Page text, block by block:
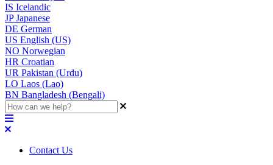
IS Icelandic
JPJapanese
DE German
US English (US)
NO Norwegian
HR Croatian
UR Pakistan (Urdu)
LO Laos (Lao)
BN Bangladesh (Bengali)
Contact Us